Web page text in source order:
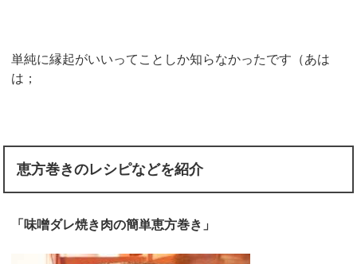
単純に縁起がいいってことしか知らなかったです（あは
は；
恵方巻きのレシピなどを紹介
「味噌ダレ焼き肉の簡単恵方巻き」